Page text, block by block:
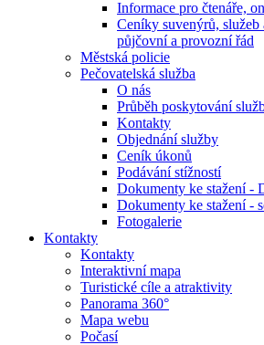
Informace pro čtenáře,
Ceníky suvenýrů,
půjčovní a provozní řád
Městská policie
Pečovatelská služba
O nás
Průběh poskytování
Kontakty
Objednání služby
Ceník úkonů
Podávání stížností
Dokumenty ke stažení -
Dokumenty ke stažení -
Fotogalerie
Kontakty
Kontakty
Interaktivní mapa
Turistické cíle a atraktivity
Panorama 360°
Mapa webu
Počasí